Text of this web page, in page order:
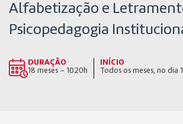
Alfabetização e
Psicopedagogia
DURAÇÃO
18 meses – 1020h
INÍCIO
Todos os meses, no dia